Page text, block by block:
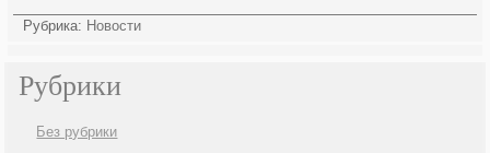
Рубрика: Новости
Рубрики
Без рубрики